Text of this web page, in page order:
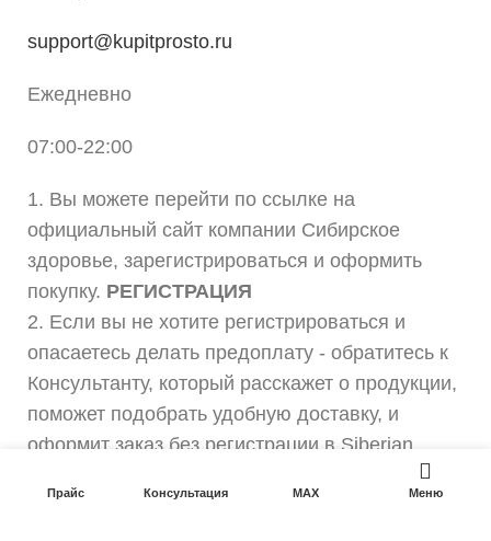
support@kupitprosto.ru
Ежедневно
07:00-22:00
1. Вы можете перейти по ссылке на
официальный сайт компании Сибирское
здоровье, зарегистрироваться и оформить
покупку. РЕГИСТРАЦИЯ
2. Если вы не хотите регистрироваться и
опасаетесь делать предоплату - обратитесь к
Консультанту, который расскажет о продукции,
поможет подобрать удобную доставку, и
оформит заказ без регистрации в Siberian
Прайс Консультация MAX Меню